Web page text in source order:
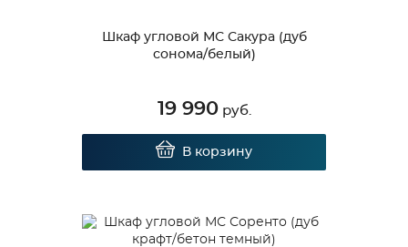
Шкаф угловой МС Сакура (дуб
сонома/белый)
19 990руб.
В корзину